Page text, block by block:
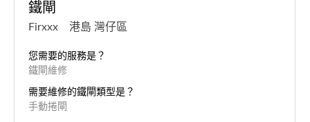
鐵閘
Firxxx 港島 灣仔區
您需要的服務是？
鐵閘維修
需要維修的鐵閘類型是？
手動捲閘